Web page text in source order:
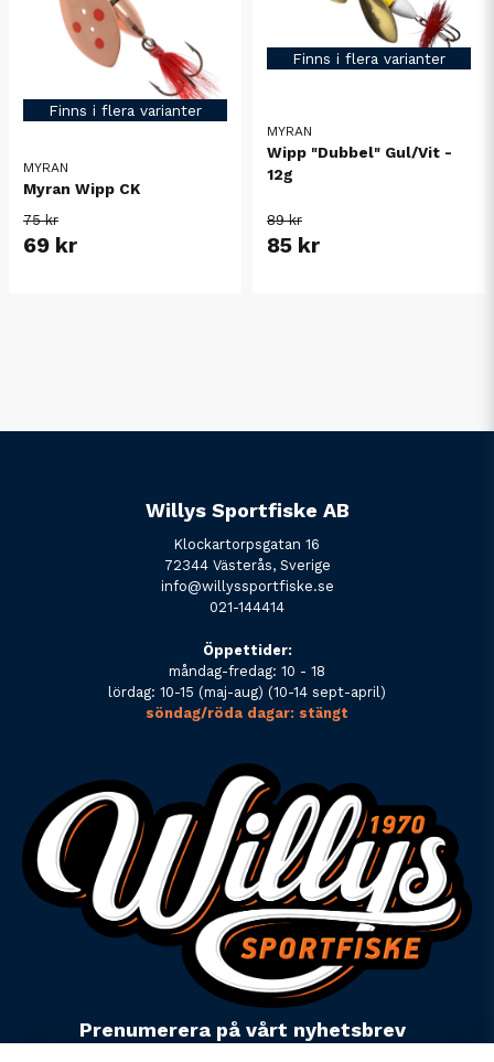
Finns i flera varianter
MYRAN
Myran Wipp CK
75 kr
69 kr
Finns i flera varianter
MYRAN
Wipp "Dubbel" Gul/Vit -
12g
89 kr
85 kr
Willys Sportfiske AB
Klockartorpsgatan 16
72344 Västerås, Sverige
info@willyssportfiske.se
021-144414
Öppettider:
måndag-fredag: 10 - 18
lördag: 10-15 (maj-aug) (10-14 sept-april)
söndag/röda dagar: stängt
Prenumerera på vårt nyhetsbrev